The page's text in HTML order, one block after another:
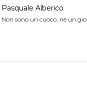
Pasquale Alberico
Non sono un cuoco, ne un